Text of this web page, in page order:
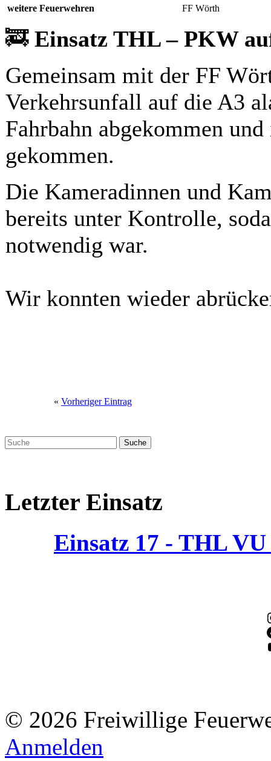
weitere Feuerwehren FF Wörth
🚒 Einsatz THL – PKW
Gemeinsam mit der FF
Verkehrsunfall auf die A3
Fahrbahn abgekommen
gekommen.
Die Kameradinnen und
bereits unter Kontrolle,
notwendig war.
Wir konnten wieder
« Vorheriger Eintrag
Letzter Einsatz
Einsatz 17 - THL
© 2026 Freiwillige
Anmelden